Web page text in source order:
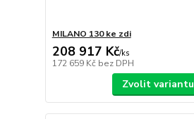
MILANO 130 ke zdi
208 917 Kč/ks
172 659 Kč bez DPH
Zvolit variantu